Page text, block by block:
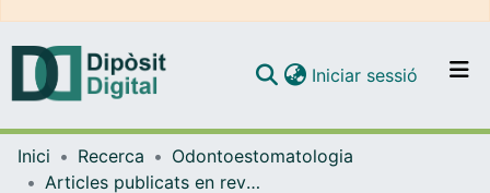
Navega per tot el DD
Iniciar sessió (current)
Inici Recerca
Odontoestomatologia
Articles publicats en revistes (Odontoestomatologia)